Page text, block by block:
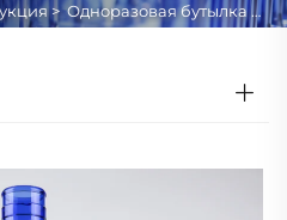
>Одноразовая бутылка для воды / многоразовая бутылка для воды